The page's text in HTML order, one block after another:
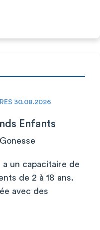
30.08.2026
Enfants
un capacitaire de
de 2 à 18 ans.
avec des